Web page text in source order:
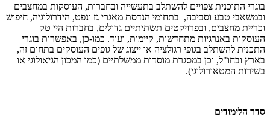
בוגרי התוכנית צפויים להשתלב בתעשייה ובחברות, העוסקות במחצבים
ובמשאבי טבע וסביבה, בתחומי הנדסת מאגרי גז ונפט, הידרולוגיה, חיפוש
וכריית מחצבים, ובפרויקטים תשתיתיים גדולים, בחברות היי טק
העוסקות באנרגיות מתחדשות, קיימות, ועוד. כמו-כן, באפשרות בוגרי
התכנית להשתלב בגופי רגולציה או ייצוג של גופים העוסקים בתחום זה,
בארץ ובחו"ל, וכן במסגרת מוסדות ממשלתיים (כמו המכון הגיאולוגי או
בשירות המטאורולוגי).
סדר הלימודים